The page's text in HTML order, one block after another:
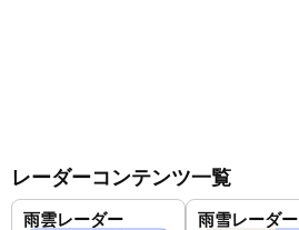
レーダーコンテンツ一覧
雨雲レーダー 雨雪レーダー